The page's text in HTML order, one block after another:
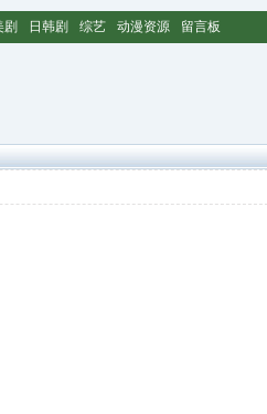
剧 日韩剧 综艺 动漫资源 留言板